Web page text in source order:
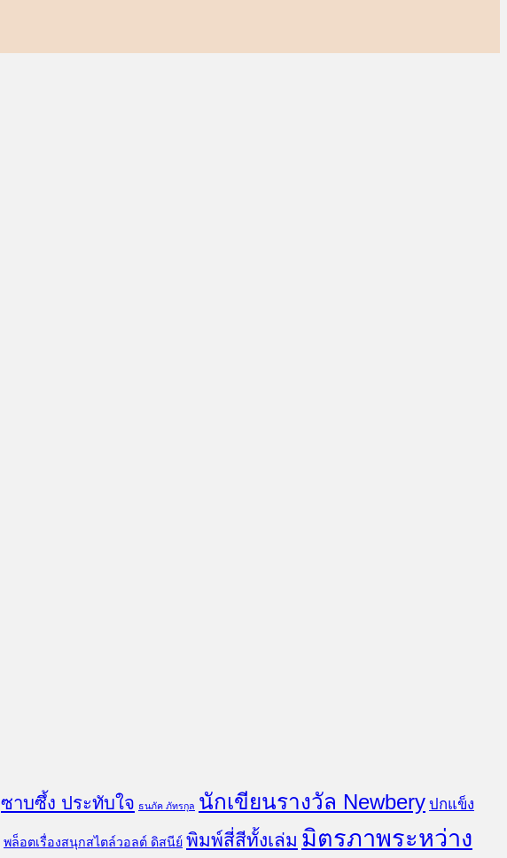
ซาบซึ้ง ประทับใจ ธนภัค ภัทรกุล นักเขียนรางวัล Newbery ปกแข็ง
พล็อตเรื่องสนุกสไตล์วอลต์ ดิสนีย์ พิมพ์สี่สีทั้งเล่ม มิตรภาพระหว่าง